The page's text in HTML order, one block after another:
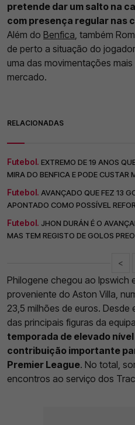
pretende dar um salto na
com presença regular nas
Além do Benfica, também
de perto a situação do
uma das movimentações
mercado.
RELACIONADAS
Futebol. EXTREMO DE 19 ANOS
MIRA DO BENFICA E PODE CUSTAR
Futebol. AVANÇADO QUE FEZ 13
APONTADO COMO POSSÍVEL
Futebol. JHON DURÁN É O
MAS TEM REGISTO DE GOLOS
<
Philogene chegou ao Ipswich
proveniente do Aston Villa,
23,5 milhões de euros.
das principais figuras da
temporada de elevado
contribuição importante
Premier League. No total,
encontros ao serviço dos